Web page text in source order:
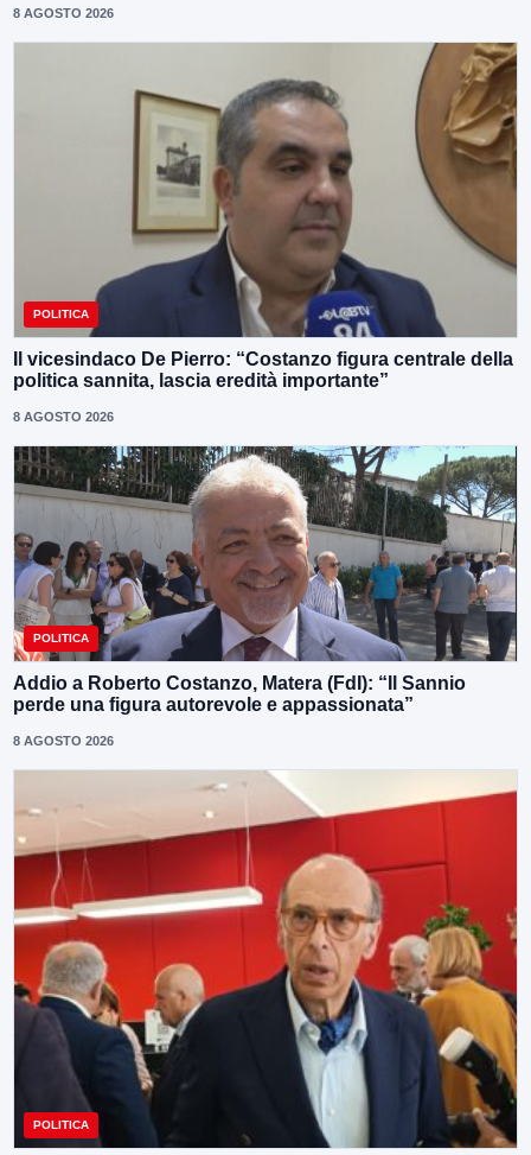
8 AGOSTO 2026
POLITICA
Il vicesindaco De Pierro: “Costanzo figura centrale della
politica sannita, lascia eredità importante”
8 AGOSTO 2026
POLITICA
Addio a Roberto Costanzo, Matera (FdI): “Il Sannio
perde una figura autorevole e appassionata”
8 AGOSTO 2026
POLITICA